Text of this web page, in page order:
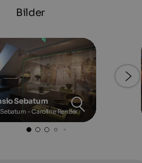
Bilder
Sebatum
- Caroline Renzler